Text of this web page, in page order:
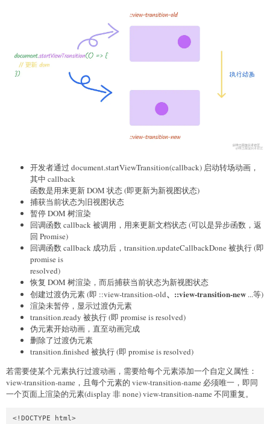
开发者通过 document.startViewTransition(callback) 启动转场动画，
其中 callback
函数是用来更新 DOM 状态 (即更新为新视图状态)
捕获当前状态为旧视图状态
暂停 DOM 树渲染
回调函数 callback 被调用，用来更新文档状态 (可以是异步函数，返
回 Promise)
回调函数 callback 成功后，transition.updateCallbackDone 被执行 (即
promise is
resolved)
恢复 DOM 树渲染，而后捕获当前状态为新视图状态
创建过渡伪元素 (即 ::view-transition-old、 ::view-transition-new ...等)
渲染未暂停，显示过渡伪元素
transition.ready 被执行 (即 promise is resolved)
伪元素开始动画，直至动画完成
删除了过渡伪元素
transition.finished 被执行 (即 promise is resolved)
若需要使某个元素执行过渡动画，需要给每个元素添加一个自定义属性：
view-transition-name，且每个元素的 view-transition-name 必须唯一，即同
一个页面上渲染的元素(display 非 none) view-transition-name 不同重复。
<!DOCTYPE html>